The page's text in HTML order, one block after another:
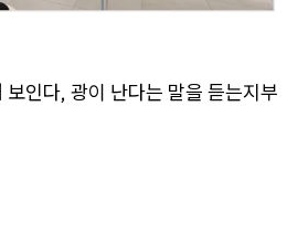
인다, 광이 난다는 말을 듣는지부